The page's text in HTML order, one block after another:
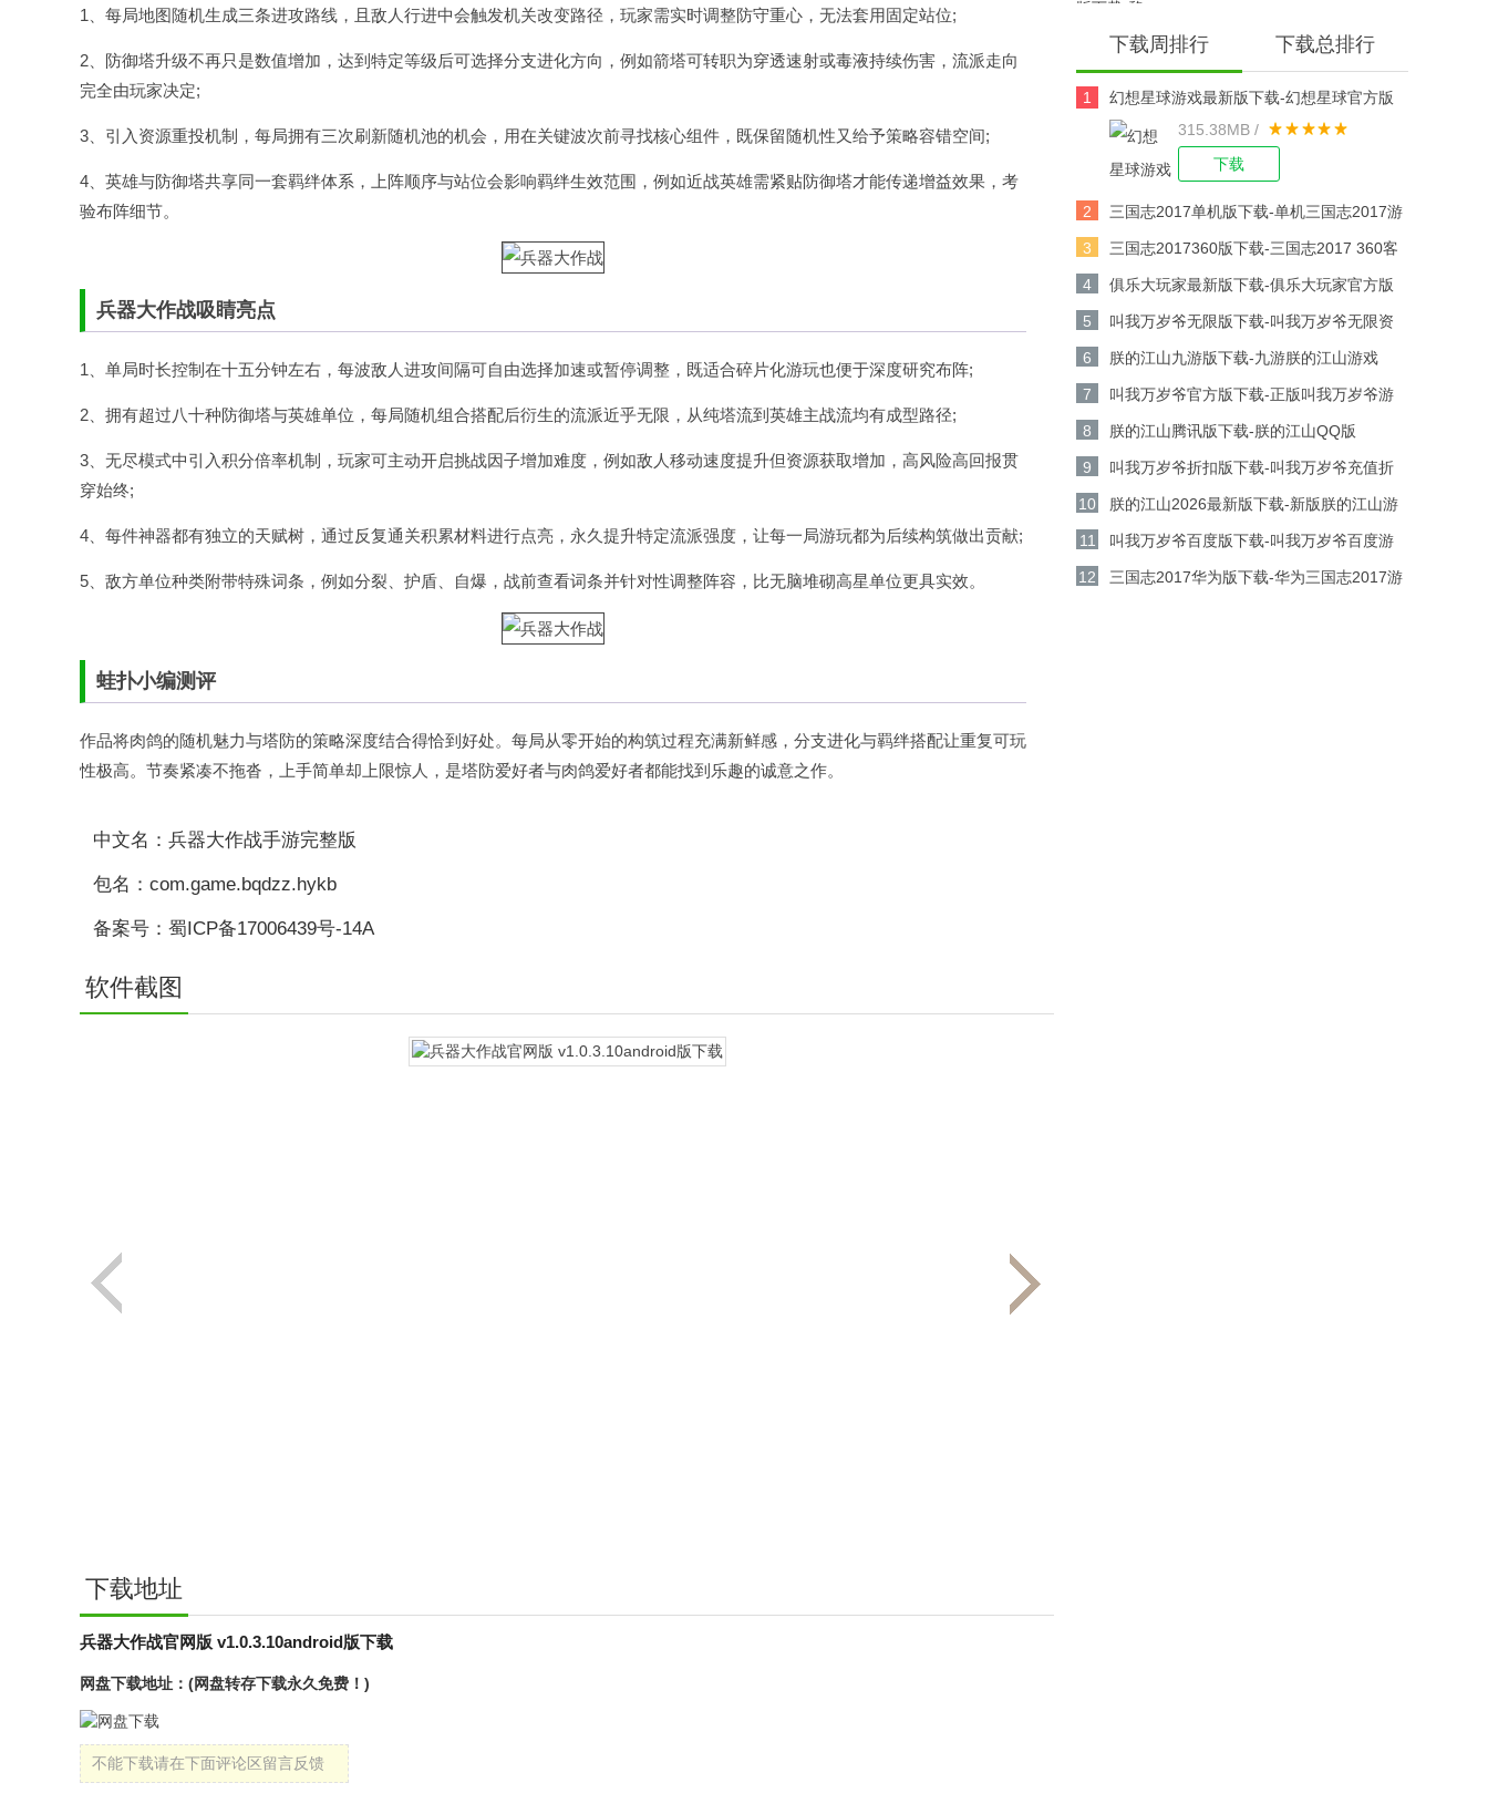
1、每局地图随机生成三条进攻路线，且敌人行进中会触发机关改变路径，玩家需实时调整防守重心，无法套用固定站位;
2、防御塔升级不再只是数值增加，达到特定等级后可选择分支进化方向，例如箭塔可转职为穿透速射或毒液持续伤害，流派走向
完全由玩家决定;
3、引入资源重投机制，每局拥有三次刷新随机池的机会，用在关键波次前寻找核心组件，既保留随机性又给予策略容错空间;
4、英雄与防御塔共享同一套羁绊体系，上阵顺序与站位会影响羁绊生效范围，例如近战英雄需紧贴防御塔才能传递增益效果，考
验布阵细节。
兵器大作战吸睛亮点
1、单局时长控制在十五分钟左右，每波敌人进攻间隔可自由选择加速或暂停调整，既适合碎片化游玩也便于深度研究布阵;
2、拥有超过八十种防御塔与英雄单位，每局随机组合搭配后衍生的流派近乎无限，从纯塔流到英雄主战流均有成型路径;
3、无尽模式中引入积分倍率机制，玩家可主动开启挑战因子增加难度，例如敌人移动速度提升但资源获取增加，高风险高回报贯
穿始终;
4、每件神器都有独立的天赋树，通过反复通关积累材料进行点亮，永久提升特定流派强度，让每一局游玩都为后续构筑做出贡献;
5、敌方单位种类附带特殊词条，例如分裂、护盾、自爆，战前查看词条并针对性调整阵容，比无脑堆砌高星单位更具实效。
蛙扑小编测评
作品将肉鸽的随机魅力与塔防的策略深度结合得恰到好处。每局从零开始的构筑过程充满新鲜感，分支进化与羁绊搭配让重复可玩
性极高。节奏紧凑不拖沓，上手简单却上限惊人，是塔防爱好者与肉鸽爱好者都能找到乐趣的诚意之作。
中文名：兵器大作战手游完整版
包名：com.game.bqdzz.hykb
备案号：蜀ICP备17006439号-14A
软件截图
下载地址
兵器大作战官网版 v1.0.3.10android版下载
网盘下载地址：(网盘转存下载永久免费！)
不能下载请在下面评论区留言反馈
下载周排行 下载总排行
1
幻想星球游戏最新版下载-幻想星球官方版
v6.4.1安卓版下载
315.38MB /
下载
2
三国志2017单机版下载-单机三国志2017游
戏v6.8.0安卓版下载
3
三国志2017360版下载-三国志2017 360客
户端v6.8.0安卓版下载
4
俱乐大玩家最新版下载-俱乐大玩家官方版
v1.107安卓版下载
5
叫我万岁爷无限版下载-叫我万岁爷无限资
源版v5.9.0安卓版下载
6
朕的江山九游版下载-九游朕的江山游戏
v2.17.67安卓版下载
7
叫我万岁爷官方版下载-正版叫我万岁爷游
戏v5.9.0安卓版下载
8
朕的江山腾讯版下载-朕的江山QQ版
v2.17.67安卓版下载
9
叫我万岁爷折扣版下载-叫我万岁爷充值折
扣平台v5.9.0安卓版下载
10
朕的江山2026最新版下载-新版朕的江山游
戏 v2.17.67安卓版下载
11
叫我万岁爷百度版下载-叫我万岁爷百度游
戏v5.9.0安卓版下载
12
三国志2017华为版下载-华为三国志2017游